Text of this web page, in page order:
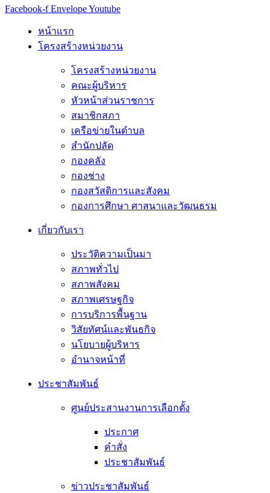
Facebook-f EnvelopeYoutube
หน้าแรก
โครงสร้างหน่วยงาน
โครงสร้างหน่วยงาน
คณะผู้บริหาร
หัวหน้าส่วนราชการ
สมาชิกสภา
เครือข่ายในตำบล
สำนักปลัด
กองคลัง
กองช่าง
กองสวัสดิการและสังคม
กองการศึกษา ศาสนาและวัฒนธรม
เกี่ยวกับเรา
ประวัติความเป็นมา
สภาพทั่วไป
สภาพสังคม
สภาพเศรษฐกิจ
การบริการพื้นฐาน
วิสัยทัศน์และพันธกิจ
นโยบายผู้บริหาร
อํานาจหน้าที่
ประชาสัมพันธ์
ศูนย์ประสานงานการเลือกตั้ง
ประกาศ
คำสั่ง
ประชาสัมพันธ์
ข่าวประชาสัมพันธ์